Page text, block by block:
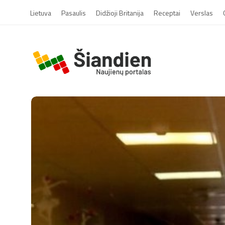
Lietuva Pasaulis Didžioji Britanija Receptai Verslas
S
a
e